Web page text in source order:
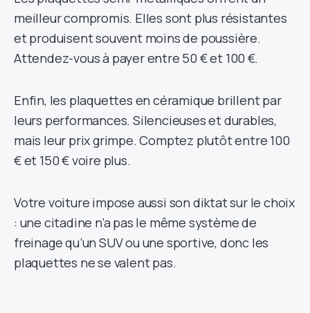
meilleur compromis. Elles sont plus résistantes
et produisent souvent moins de poussière.
Attendez-vous à payer entre 50 € et 100 €.
Enfin, les plaquettes en céramique brillent par
leurs performances. Silencieuses et durables,
mais leur prix grimpe. Comptez plutôt entre 100
€ et 150 € voire plus.
Votre voiture impose aussi son diktat sur le choix
: une citadine n’a pas le même système de
freinage qu’un SUV ou une sportive, donc les
plaquettes ne se valent pas.